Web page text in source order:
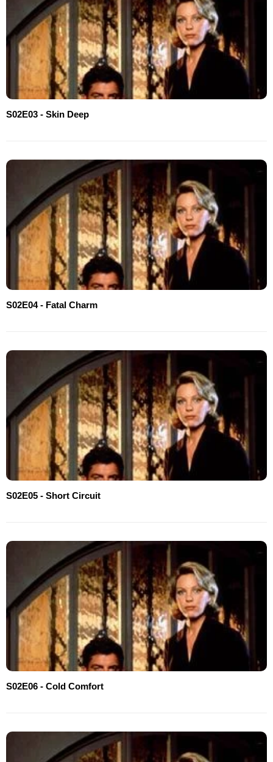
S02E03 - Skin Deep
S02E04 - Fatal Charm
S02E05 - Short Circuit
S02E06 - Cold Comfort